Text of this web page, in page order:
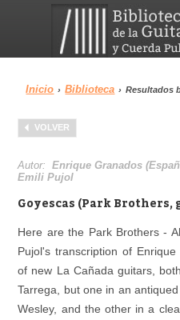
Menu
Biblioteca
Área personal
Inicio › Biblioteca › Resultados
VOLVER
Autor:Enrique Granados
Emili Pujol
Goyescas (Park
Here are the Park Brothers -
Pujol's transcription of
of new La Cañada guitars,
Tarrega, but one in an
Wesley, and the other in a